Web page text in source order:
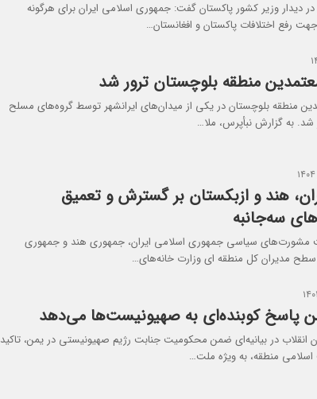
دیدار وزیر کشور پاکستان گفت: جمهوری اسلامی ایران برای هرگونه
رفع اختلافات پاکستان و افغانستان…
منطقه بلوچستان ترور شد
منطقه بلوچستان در یکی از میدان‌های ایرانشهر توسط گروه‌های مسلح
شد. به گزارش نبأپرس، ملا…
هند و ازبکستان بر گسترش و تعمیق
سه‌جانبه
مشورت‌های سیاسی جمهوری اسلامی ایران، جمهوری هند و جمهوری
سطح مدیران کل منطقه ای وزارت خانه‌های…
پاسخ کوبنده‌ای به صهیونیست‌ها می‌دهد
انقلاب در بیانیه‌ای ضمن محکومیت جنابت رژیم صهیونیستی در یمن، تاکید
منطقه، به ویژه ملت…